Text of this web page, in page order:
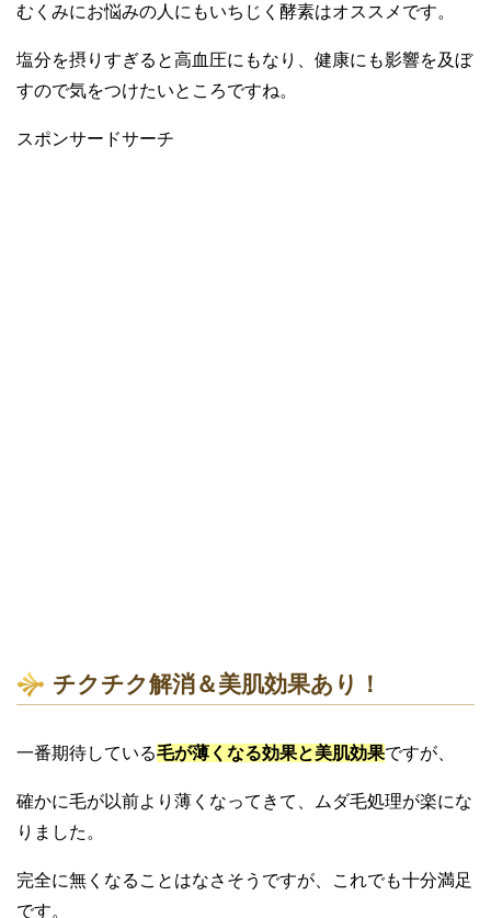
むくみにお悩みの人にもいちじく酵素はオススメです。
塩分を摂りすぎると高血圧にもなり、健康にも影響を及ぼ
すので気をつけたいところですね。
スポンサードサーチ
チクチク解消＆美肌効果あり！
一番期待している毛が薄くなる効果と美肌効果ですが、
確かに毛が以前より薄くなってきて、ムダ毛処理が楽にな
りました。
完全に無くなることはなさそうですが、これでも十分満足
です。